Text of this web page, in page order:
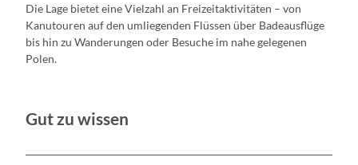
Die Lage bietet eine Vielzahl an Freizeitaktivitäten – von
Kanutouren auf den umliegenden Flüssen über Badeausflüge
bis hin zu Wanderungen oder Besuche im nahe gelegenen
Polen.
Gut zu wissen